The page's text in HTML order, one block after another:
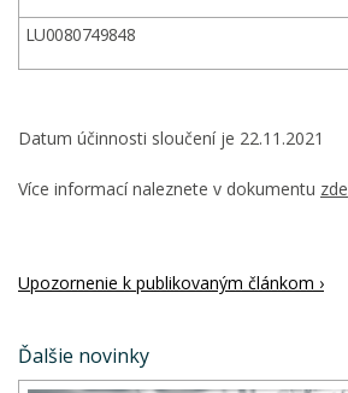
LU0080749848
Datum účinnosti sloučení je 22.11.2021
Více informací naleznete v dokumentu zde
Upozornenie k publikovaným článkom ›
Ďalšie novinky